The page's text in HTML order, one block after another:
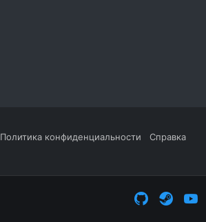
Политика конфиденциальности Справка